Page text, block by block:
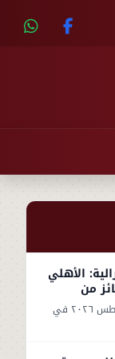
الأهلي
من
الخميس، ٦ أغسطس ٢٠٢٦ في